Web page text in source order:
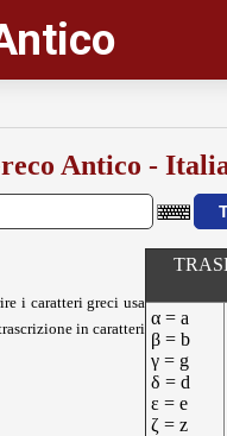
Antico -
i caratteri greci usa
in caratteri
α = a
β = b
γ = g
δ = d
ε = e
ζ = z